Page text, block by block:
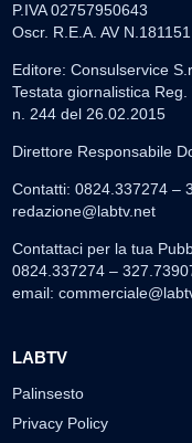
P.IVA 02757950643
Oscr. R.E.A. AV N.181151
Editore: Consulservice
Testata giornalistica
n. 244 del 26.02.2015
Direttore Responsabile
Contatti: 0824.337274 –
redazione@labtv.net
Contattaci per la tua
0824.337274 –
email:
LABTV
Palinsesto
Privacy Policy